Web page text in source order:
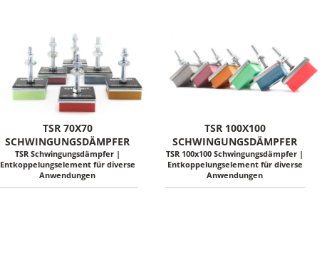
TSR 70X70
SCHWINGUNGSDÄMPFER
TSR Schwingungsdämpfer |
Entkoppelungselement für diverse
Anwendungen
TSR 100X100
SCHWINGUNGSDÄMPFER
TSR 100x100 Schwingungsdämpfer |
Entkoppelungselement für diverse
Anwendungen